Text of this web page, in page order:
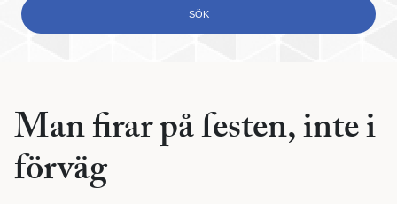
Man firar på festen, inte i
förväg